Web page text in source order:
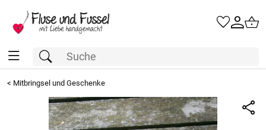
< Mitbringsel und Geschenke